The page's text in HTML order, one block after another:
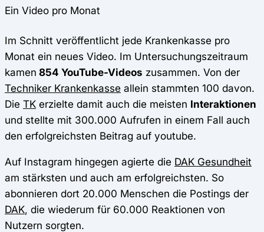
Ein Video pro Monat
Im Schnitt veröffentlicht jede Krankenkasse pro
Monat ein neues Video. Im Untersuchungszeitraum
kamen 854 YouTube-Videos zusammen. Von der
Techniker Krankenkasse allein stammten 100 davon.
Die TK erzielte damit auch die meisten Interaktionen
und stellte mit 300.000 Aufrufen in einem Fall auch
den erfolgreichsten Beitrag auf youtube.
Auf Instagram hingegen agierte die DAK Gesundheit
am stärksten und auch am erfolgreichsten. So
abonnieren dort 20.000 Menschen die Postings der
DAK, die wiederum für 60.000 Reaktionen von
Nutzern sorgten.